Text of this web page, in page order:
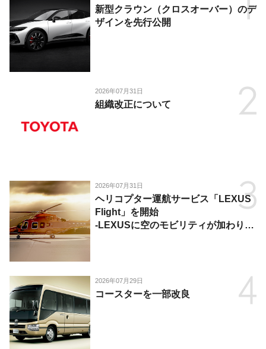
新型クラウン（クロスオーバー）のデ
ザインを先行公開
2026年07月31日
組織改正について
2026年07月31日
ヘリコプター運航サービス「LEXUS
Flight」を開始
-LEXUSに空のモビリティが加わり、
2026年07月29日
コースターを一部改良